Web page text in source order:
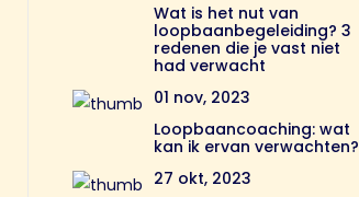
Wat is het nut van
loopbaanbegeleiding? 3
redenen die je vast niet
had verwacht
01 nov, 2023
Loopbaancoaching: wat
kan ik ervan verwachten?
27 okt, 2023